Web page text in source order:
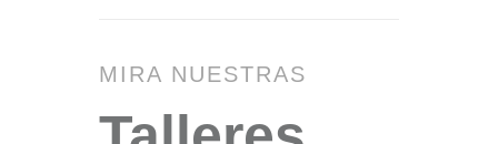
MIRA NUESTRAS